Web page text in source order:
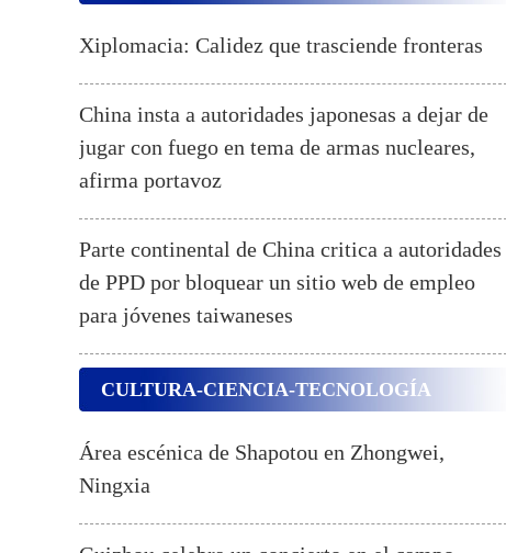
Xiplomacia: Calidez que trasciende fronteras
China insta a autoridades japonesas a dejar de
jugar con fuego en tema de armas nucleares,
afirma portavoz
Parte continental de China critica a autoridades
de PPD por bloquear un sitio web de empleo
para jóvenes taiwaneses
CULTURA-CIENCIA-TECNOLOGÍA
Área escénica de Shapotou en Zhongwei,
Ningxia